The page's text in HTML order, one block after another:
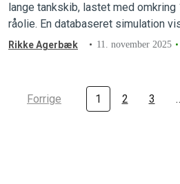
lange tankskib, lastet med
råolie. En databaseret simulation
situationen kunne være endt.
Rikke Agerbæk 11. november 2025
Forrige 1 2 3